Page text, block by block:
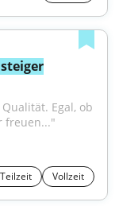
Egal, ob
freuen..."
Teilzeit Vollzeit